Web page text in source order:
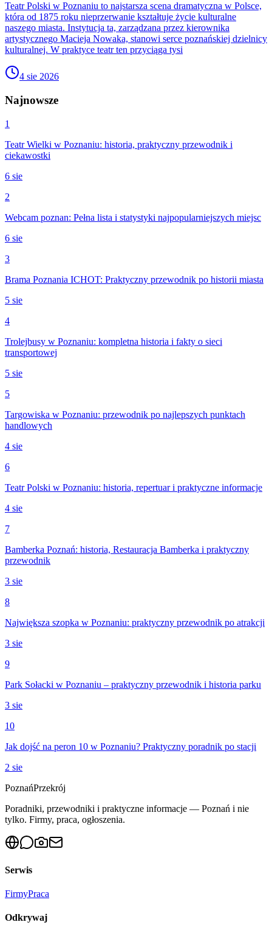
Teatr Polski w Poznaniu to najstarsza scena dramatyczna w Polsce,
która od 1875 roku nieprzerwanie kształtuje życie kulturalne
naszego miasta. Instytucja ta, zarządzana przez kierownika
artystycznego Macieja Nowaka, stanowi serce poznańskiej dzielnicy
kulturalnej. W praktyce teatr ten przyciąga tysi
4 sie 2026
Najnowsze
1
Teatr Wielki w Poznaniu: historia, praktyczny przewodnik i
ciekawostki
6 sie
2
Webcam poznan: Pełna lista i statystyki najpopularniejszych miejsc
6 sie
3
Brama Poznania ICHOT: Praktyczny przewodnik po historii miasta
5 sie
4
Trolejbusy w Poznaniu: kompletna historia i fakty o sieci
transportowej
5 sie
5
Targowiska w Poznaniu: przewodnik po najlepszych punktach
handlowych
4 sie
6
Teatr Polski w Poznaniu: historia, repertuar i praktyczne informacje
4 sie
7
Bamberka Poznań: historia, Restauracja Bamberka i praktyczny
przewodnik
3 sie
8
Największa szopka w Poznaniu: praktyczny przewodnik po atrakcji
3 sie
9
Park Sołacki w Poznaniu – praktyczny przewodnik i historia parku
3 sie
10
Jak dojść na peron 10 w Poznaniu? Praktyczny poradnik po stacji
2 sie
PoznańPrzekrój
Poradniki, przewodniki i praktyczne informacje — Poznań i nie
tylko. Firmy, praca, ogłoszenia.
Serwis
FirmyPraca
Odkrywaj